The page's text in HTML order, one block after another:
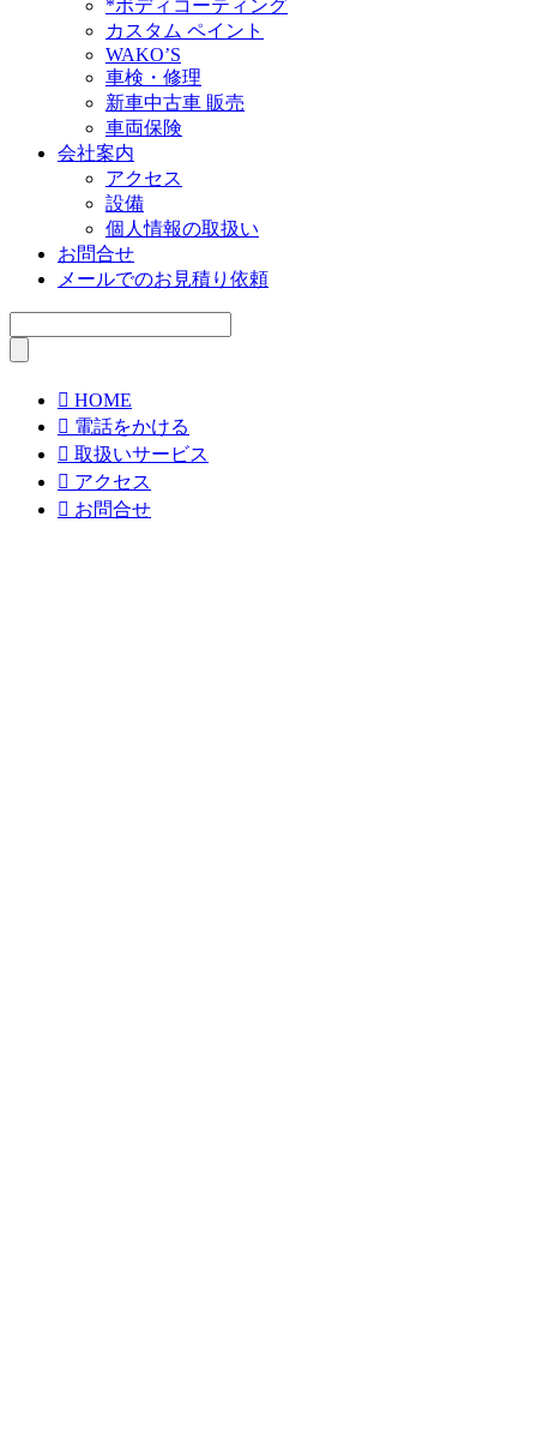
*ボディコーティング
カスタム ペイント
WAKO’S
車検・修理
新車中古車 販売
車両保険
会社案内
アクセス
設備
個人情報の取扱い
お問合せ
メールでのお見積り依頼
 HOME
 電話をかける
 取扱いサービス
 アクセス
 お問合せ